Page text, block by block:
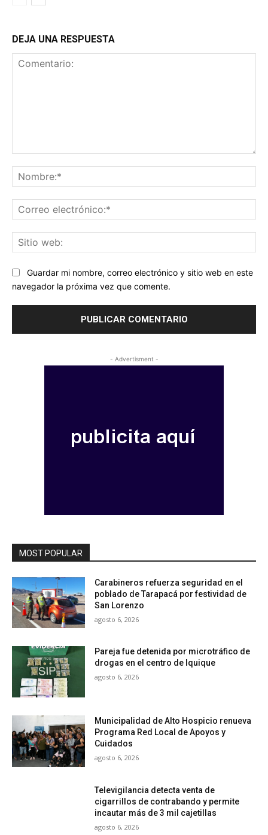
DEJA UNA RESPUESTA
Guardar mi nombre, correo electrónico y sitio web en este
navegador la próxima vez que comente.
- Advertisment -
MOST POPULAR
Carabineros refuerza seguridad en el
poblado de Tarapacá por festividad de
San Lorenzo
agosto 6, 2026
Pareja fue detenida por microtráfico de
drogas en el centro de Iquique
agosto 6, 2026
Municipalidad de Alto Hospicio renueva
Programa Red Local de Apoyos y
Cuidados
agosto 6, 2026
Televigilancia detecta venta de
cigarrillos de contrabando y permite
incautar más de 3 mil cajetillas
agosto 6, 2026